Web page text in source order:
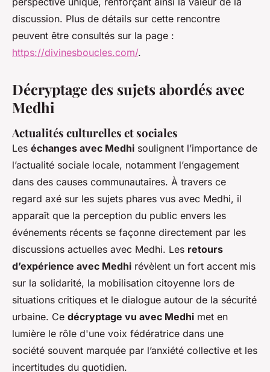
discussion. Plus de détails sur cette rencontre
peuvent être consultés sur la page :
https://divinesboucles.com/.
Décryptage des sujets abordés avec
Medhi
Actualités culturelles et sociales
Les échanges avec Medhi soulignent l’importance de
l’actualité sociale locale, notamment l’engagement
dans des causes communautaires. À travers ce
regard axé sur les sujets phares vus avec Medhi, il
apparaît que la perception du public envers les
événements récents se façonne directement par les
discussions actuelles avec Medhi. Les retours
d’expérience avec Medhi révèlent un fort accent mis
sur la solidarité, la mobilisation citoyenne lors de
situations critiques et le dialogue autour de la sécurité
urbaine. Ce décryptage vu avec Medhi met en
lumière le rôle d'une voix fédératrice dans une
société souvent marquée par l’anxiété collective et les
incertitudes du quotidien.